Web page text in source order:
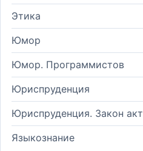
Этика
Юмор
Юмор. Программистов
Юриспруденция
Юриспруденция. Закон акт
Языкознание